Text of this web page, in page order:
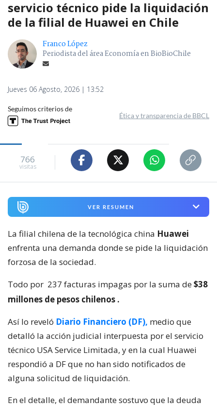
servicio técnico pide la liquidación
de la filial de Huawei en Chile
Franco López
Periodista del área Economía en BioBioChile
Jueves 06 Agosto, 2026 | 13:52
Seguimos criterios de
Ética y transparencia de BBCL
766
visitas
VER RESUMEN
La filial chilena de la tecnológica china Huawei
enfrenta una demanda donde se pide la liquidación
forzosa de la sociedad.
Todo por 237 facturas impagas por la suma de$38
millones de pesos chilenos .
Así lo reveló Diario Financiero (DF), medio que
detalló la acción judicial interpuesta por el servicio
técnico USA Service Limitada, y en la cual Huawei
respondió a DF que no han sido notificados de
alguna solicitud de liquidación.
En el detalle, el demandante sostuvo que la deuda